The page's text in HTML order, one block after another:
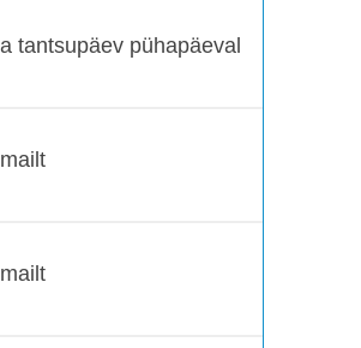
tantsupäev pühapäeval